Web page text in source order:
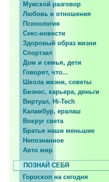
Мужской разговор
Любовь и отношения
Психология
Секс-новости
Здоровый образ жизни
Спортзал
Дом и семья, дети
Говорят, что...
Школа жизни, советы
Бизнес, карьера, деньги
Виртуал, Hi-Tech
Каламбур, ералаш
Вокруг света
Братья наши меньшие
Непознанное
Авто мир
ПОЗНАЙ СЕБЯ
Гороскоп на сегодня